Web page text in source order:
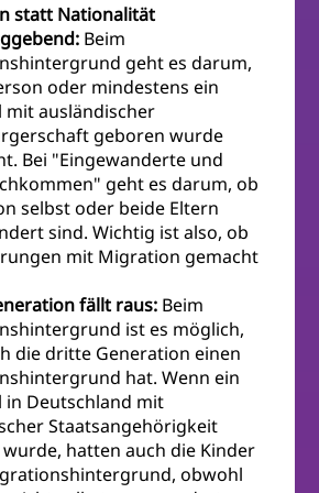
statt Nationalität
Beim
geht es darum,
oder mindestens ein
mit ausländischer
geboren wurde
Bei "Eingewanderte und
geht es darum, ob
selbst oder beide Eltern
sind. Wichtig ist also, ob
mit Migration gemacht
fällt raus: Beim
ist es möglich,
die dritte Generation einen
hat. Wenn ein
in Deutschland mit
Staatsangehörigkeit
hatten auch die Kinder
obwohl